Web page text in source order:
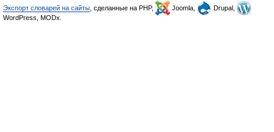
Экспорт словарей на сайты , сделанные на PHP, Joomla,
Drupal,
WordPress, MODx.